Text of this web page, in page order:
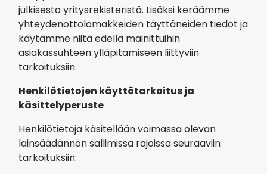
julkisesta yritysrekisteristä. Lisäksi keräämme
yhteydenottolomakkeiden täyttäneiden tiedot ja
käytämme niitä edellä mainittuihin
asiakassuhteen ylläpitämiseen liittyviin
tarkoituksiin.
Henkilötietojen käyttötarkoitus ja
käsittelyperuste
Henkilötietoja käsitellään voimassa olevan
lainsäädännön sallimissa rajoissa seuraaviin
tarkoituksiin: